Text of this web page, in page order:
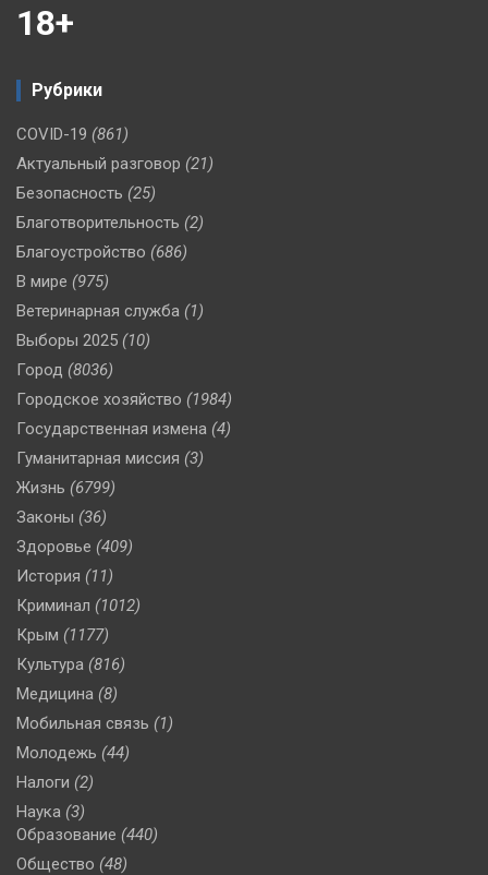
18+
Рубрики
COVID-19 (861)
Актуальный разговор (21)
Безопасность (25)
Благотворительность (2)
Благоустройство (686)
В мире (975)
Ветеринарная служба (1)
Выборы 2025 (10)
Город (8036)
Городское хозяйство (1984)
Государственная измена (4)
Гуманитарная миссия (3)
Жизнь (6799)
Законы (36)
Здоровье (409)
История (11)
Криминал (1012)
Крым (1177)
Культура (816)
Медицина (8)
Мобильная связь (1)
Молодежь (44)
Налоги (2)
Наука (3)
Образование (440)
Общество (48)